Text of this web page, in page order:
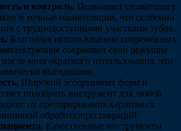
и контроль. Позволяют стоматологу
и точные манипуляции, что особенно
с труднодоступными участками зубов.
Благодаря использованию современных
сохраняют свои режущие
многократного использования, что
выгодными.
Широкий ассортимент форм и
подобрать инструмент для любой
от препарирования кариозных
обработки реставраций.
Качественные инструменты